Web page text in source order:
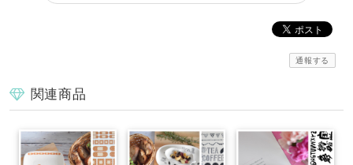
通報する
関連商品